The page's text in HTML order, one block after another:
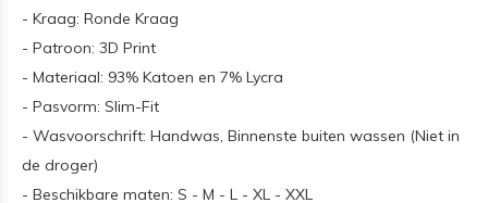
- Kraag: Ronde Kraag
- Patroon: 3D Print
- Materiaal: 93% Katoen en 7% Lycra
- Pasvorm: Slim-Fit
- Wasvoorschrift: Handwas, Binnenste buiten wassen (Niet in
de droger)
- Beschikbare maten: S - M - L - XL - XXL